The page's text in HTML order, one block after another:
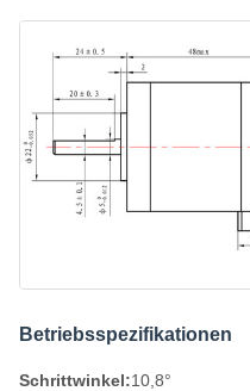
Betriebsspezifikationen
Schrittwinkel:10,8°